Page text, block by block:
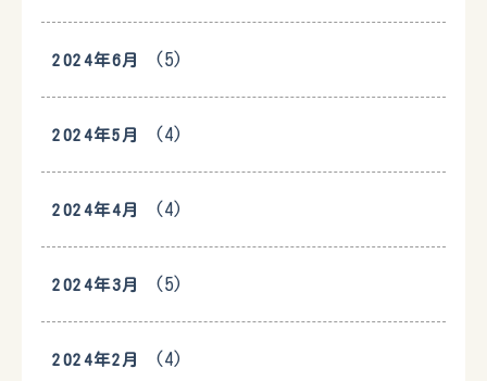
2024年6月 (5)
2024年5月 (4)
2024年4月 (4)
2024年3月 (5)
2024年2月 (4)